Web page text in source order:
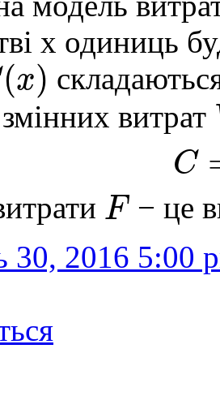
x одиниць
(x)
витрат
C
F − це
30, 2016 5:00